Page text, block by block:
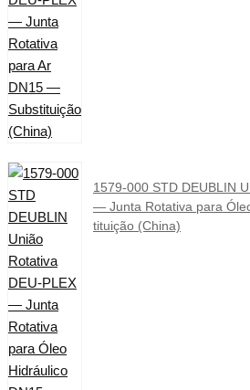
1579-000 STD DEUBLIN
— Junta Rotativa para
tituição (China)